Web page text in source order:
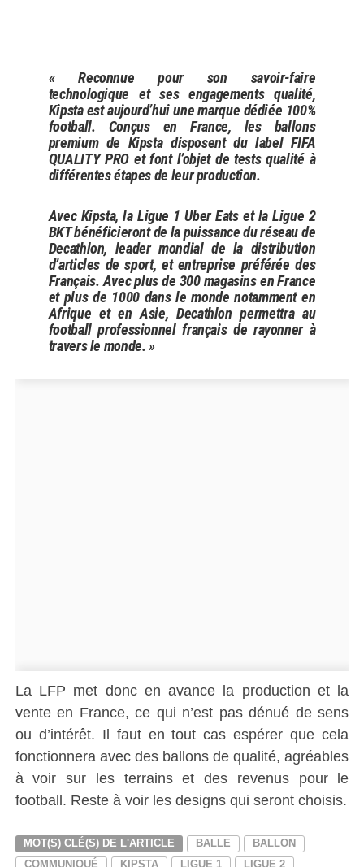
« Reconnue pour son savoir-faire
technologique et ses engagements qualité,
Kipsta est aujourd’hui une marque dédiée 100%
football. Conçus en France, les ballons
premium de Kipsta disposent du label FIFA
QUALITY PRO et font l’objet de tests qualité à
différentes étapes de leur production.
Avec Kipsta, la Ligue 1 Uber Eats et la Ligue 2
BKT bénéficieront de la puissance du réseau de
Decathlon, leader mondial de la distribution
d’articles de sport, et entreprise préférée des
Français. Avec plus de 300 magasins en France
et plus de 1000 dans le monde notamment en
Afrique et en Asie, Decathlon permettra au
football professionnel français de rayonner à
travers le monde. »
La LFP met donc en avance la production et la
vente en France, ce qui n’est pas dénué de sens
ou d’intérêt. Il faut en tout cas espérer que cela
fonctionnera avec des ballons de qualité, agréables
à voir sur les terrains et des revenus pour le
football. Reste à voir les designs qui seront choisis.
MOT(S) CLÉ(S) DE L'ARTICLE BALLE
BALLON
COMMUNIQUÉ
KIPSTA LIGUE 1 LIGUE 2